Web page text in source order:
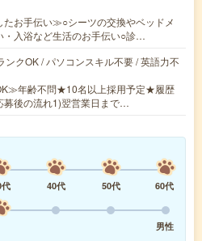
お手伝い≫○シーツの交換やベッドメ
・入浴など生活のお手伝い○診…
ンクOK / パソコンスキル不要 / 英語力不
年齢不問★10名以上採用予定★履歴
後の流れ1)翌営業日まで…
40代 50代
60代
男性